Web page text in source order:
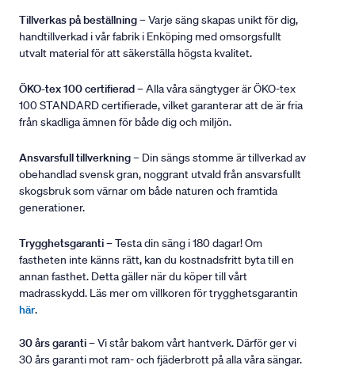
Tillverkas på beställning– Varje säng skapas unikt för dig,
handtillverkad i vår fabrik i Enköping med omsorgsfullt
utvalt material för att säkerställa högsta kvalitet.
ÖKO-tex 100 certifierad– Alla våra sängtyger är ÖKO-tex
100 STANDARD certifierade, vilket garanterar att de är fria
från skadliga ämnen för både dig och miljön.
Ansvarsfull tillverkning– Din sängs stomme är tillverkad av
obehandlad svensk gran, noggrant utvald från ansvarsfullt
skogsbruk som värnar om både naturen och framtida
generationer.
Trygghetsgaranti– Testa din säng i 180 dagar! Om
fastheten inte känns rätt, kan du kostnadsfritt byta till en
annan fasthet. Detta gäller när du köper till vårt
madrasskydd. Läs mer om villkoren för trygghetsgarantin
här.
30 års garanti– Vi står bakom vårt hantverk. Därför ger vi
30 års garanti mot ram- och fjäderbrott på alla våra sängar.